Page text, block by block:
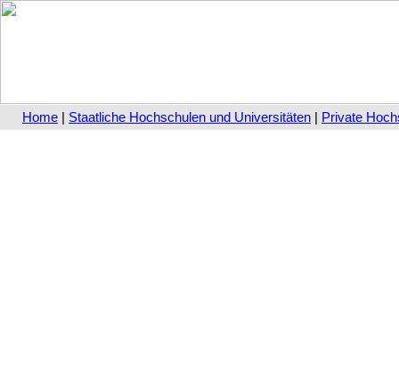
Home | Staatliche Hochschulen und Universitäten | Private